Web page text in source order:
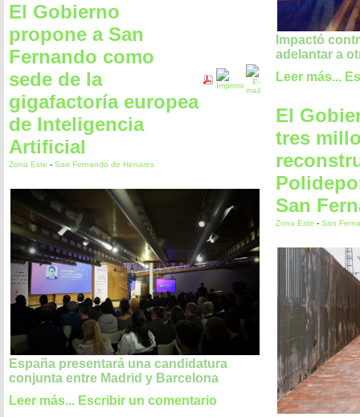
El Gobierno
propone a San
Fernando como
sede de la
gigafactoría europea
de Inteligencia
Artificial
Zona Este - San Fernando de Henares
España presentará una candidatura
conjunta entre Madrid y Barcelona
Leer más... Escribir un comentario
Impactó
adelantar a
Leer más...
El
tres
San
Zona Este - San